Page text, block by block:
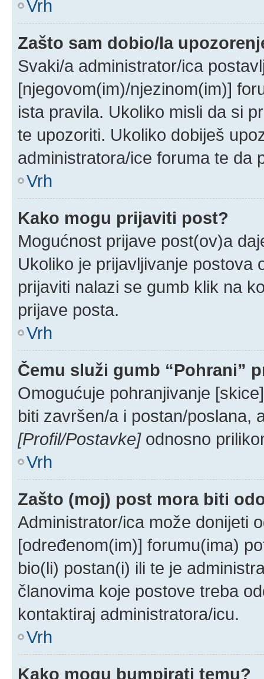
Vrh
Zašto sam dobio/la
Svaki/a administrator/ica
[njegovom(im)/njezinom(im)]
ista pravila. Ukoliko misli da si
te upozoriti. Ukoliko dobiješ
administratora/ice foruma te da
Vrh
Kako mogu prijaviti post?
Mogućnost prijave post(ov)a
Ukoliko je prijavljivanje postova
prijaviti nalazi se gumb klik na
prijave posta.
Vrh
Čemu služi gumb “Pohrani”
Omogućuje pohranjivanje
biti završen/a i postan/poslana,
[Profil/Postavke]odnosno
Vrh
Zašto (moj) post mora biti
Administrator/ica može donijeti
[određenom(im)] forumu(ima)
bio(li) postan(i) ili te je
članovima koje postove treba
kontaktiraj administratora/icu.
Vrh
Kako mogu bumpirati temu?